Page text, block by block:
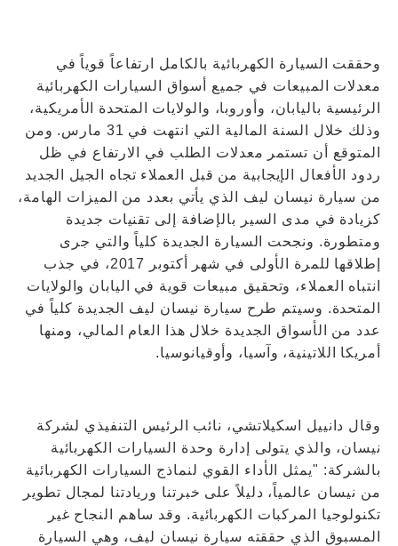
وحققت السيارة الكهربائية بالكامل ارتفاعاً قوياً في
معدلات المبيعات في جميع أسواق السيارات الكهربائية
الرئيسية باليابان، وأوروبا، والولايات المتحدة الأمريكية،
وذلك خلال السنة المالية التي انتهت في 31 مارس. ومن
المتوقع أن تستمر معدلات الطلب في الارتفاع في ظل
ردود الأفعال الإيجابية من قبل العملاء تجاه الجيل الجديد
من سيارة نيسان ليف الذي يأتي بعدد من الميزات الهامة،
كزيادة في مدى السير بالإضافة إلى تقنيات جديدة
ومتطورة. ونجحت السيارة الجديدة كلياً والتي جرى
إطلاقها للمرة الأولى في شهر أكتوبر 2017، في جذب
انتباه العملاء، وتحقيق مبيعات قوية في اليابان والولايات
المتحدة. وسيتم طرح سيارة نيسان ليف الجديدة كلياً في
عدد من الأسواق الجديدة خلال هذا العام المالي، ومنها
أمريكا اللاتينية، وآسيا، وأوقيانوسيا.
وقال دانييل اسكيلاتشي، نائب الرئيس التنفيذي لشركة
نيسان، والذي يتولى إدارة وحدة السيارات الكهربائية
بالشركة: "يمثل الأداء القوي لنماذج السيارات الكهربائية
من نيسان عالمياً، دليلاً على خبرتنا وريادتنا لمجال تطوير
تكنولوجيا المركبات الكهربائية. وقد ساهم النجاح غير
المسبوق الذي حققته سيارة نيسان ليف، وهي السيارة